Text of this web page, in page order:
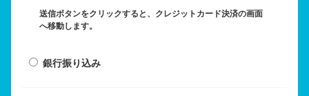
送信ボタンをクリックすると、クレジットカード決済の画面
へ移動します。
銀行振り込み